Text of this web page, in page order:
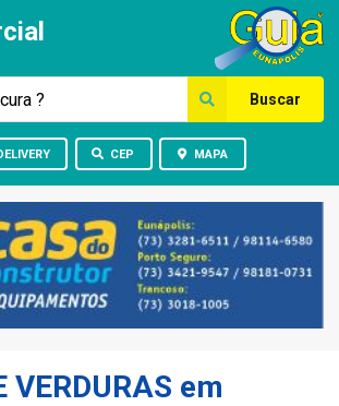
Buscar
CEP MAPA
VERDURAS em